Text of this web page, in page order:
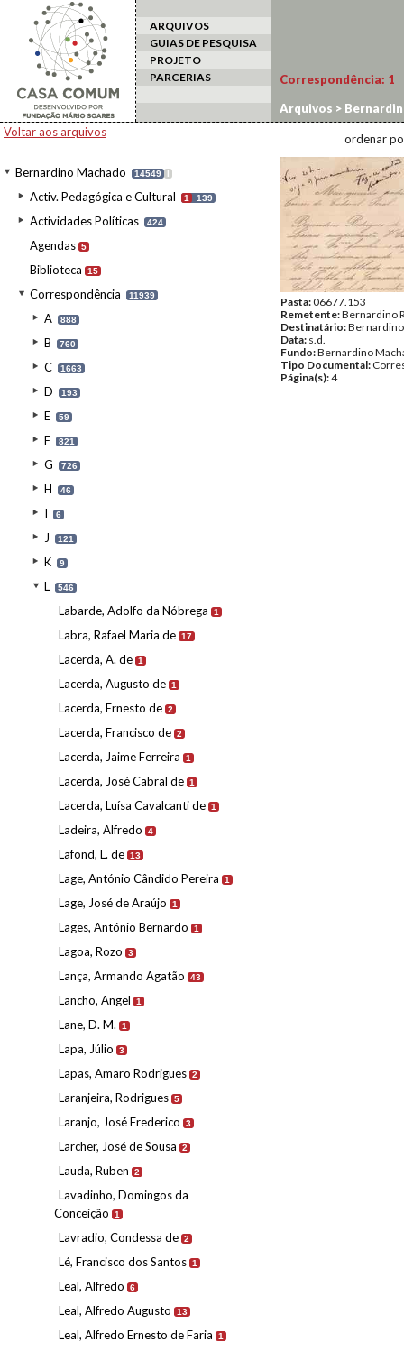
ARQUIVOS
GUIAS DE PESQUISA
PROJETO
PARCERIAS
Voltar aos arquivos
Bernardino Machado 14549 I
Activ. Pedagógica e Cultural 1 139
Actividades Políticas 424
Agendas 5
Biblioteca 15
Correspondência 11939
A 888
B 760
C 1663
D 193
E 59
F 821
G 726
H 46
I 6
J 121
K 9
L 546
Labarde, Adolfo da Nóbrega 1
Labra, Rafael Maria de 17
Lacerda, A. de 1
Lacerda, Augusto de 1
Lacerda, Ernesto de 2
Lacerda, Francisco de 2
Lacerda, Jaime Ferreira 1
Lacerda, José Cabral de 1
Lacerda, Luísa Cavalcanti de 1
Ladeira, Alfredo 4
Lafond, L. de 13
Lage, António Cândido Pereira 1
Lage, José de Araújo 1
Lages, António Bernardo 1
Lagoa, Rozo 3
Lança, Armando Agatão 43
Lancho, Angel 1
Lane, D. M. 1
Lapa, Júlio 3
Lapas, Amaro Rodrigues 2
Laranjeira, Rodrigues 5
Laranjo, José Frederico 3
Larcher, José de Sousa 2
Lauda, Ruben 2
Lavadinho, Domingos da
Conceição
1
Lavradio, Condessa de 2
Lé, Francisco dos Santos 1
Leal, Alfredo 6
Leal, Alfredo Augusto 13
Leal, Alfredo Ernesto de Faria 1
Correspondência: 1
Arquivos >
ordenar
Pasta:06677.153
Remetente:Bernardino
Destinatário:
Data: s.d.
Fundo:Bernardino
Tipo Documental:
Página(s):4